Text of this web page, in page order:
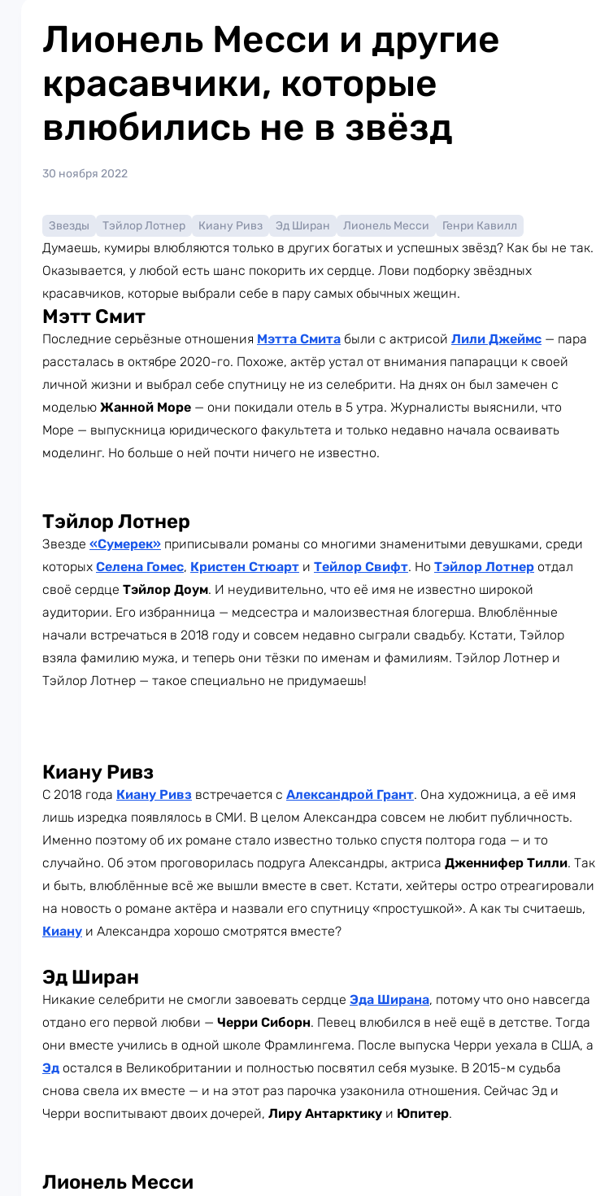
Лионель Месси и другие
красавчики, которые
влюбились не в звёзд
30 ноября 2022
Звезды Тэйлор Лотнер Киану Ривз Эд Ширан Лионель Месси Генри Кавилл
Думаешь, кумиры влюбляются только в других богатых и успешных звёзд? Как бы не так.
Оказывается, у любой есть шанс покорить их сердце. Лови подборку звёздных
красавчиков, которые выбрали себе в пару самых обычных жещин.
Мэтт Смит
Последние серьёзные отношения Мэтта Смита были с актрисой Лили Джеймс — пара
рассталась в октябре 2020-го. Похоже, актёр устал от внимания папарацци к своей
личной жизни и выбрал себе спутницу не из селебрити. На днях он был замечен с
моделью Жанной Море — они покидали отель в 5 утра. Журналисты выяснили, что
Море — выпускница юридического факультета и только недавно начала осваивать
моделинг. Но больше о ней почти ничего не известно.
Тэйлор Лотнер
Звезде «Сумерек» приписывали романы со многими знаменитыми девушками, среди
которых Селена Гомес, Кристен Стюарт и Тейлор Свифт. Но Тэйлор Лотнер отдал
своё сердце Тэйлор Доум. И неудивительно, что её имя не известно широкой
аудитории. Его избранница — медсестра и малоизвестная блогерша. Влюблённые
начали встречаться в 2018 году и совсем недавно сыграли свадьбу. Кстати, Тэйлор
взяла фамилию мужа, и теперь они тёзки по именам и фамилиям. Тэйлор Лотнер и
Тэйлор Лотнер — такое специально не придумаешь!
Киану Ривз
С 2018 года Киану Ривз встречается с Александрой Грант. Она художница, а её имя
лишь изредка появлялось в СМИ. В целом Александра совсем не любит публичность.
Именно поэтому об их романе стало известно только спустя полтора года — и то
случайно. Об этом проговорилась подруга Александры, актриса Дженнифер Тилли. Так
и быть, влюблённые всё же вышли вместе в свет. Кстати, хейтеры остро отреагировали
на новость о романе актёра и назвали его спутницу «простушкой». А как ты считаешь,
Киану и Александра хорошо смотрятся вместе?
Эд Ширан
Никакие селебрити не смогли завоевать сердце Эда Ширана, потому что оно навсегда
отдано его первой любви — Черри Сиборн. Певец влюбился в неё ещё в детстве. Тогда
они вместе учились в одной школе Фрамлингема. После выпуска Черри уехала в США, а
Эд остался в Великобритании и полностью посвятил себя музыке. В 2015-м судьба
снова свела их вместе — и на этот раз парочка узаконила отношения. Сейчас Эд и
Черри воспитывают двоих дочерей, Лиру Антарктику и Юпитер.
Лионель Месси